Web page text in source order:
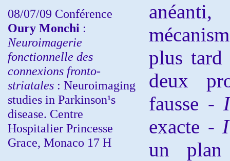
08/07/09 Conférence
Oury Monchi :
Neuroimagerie
fonctionnelle des
connexions fronto-
striatales : Neuroimaging
studies in Parkinson¹s
disease. Centre
Hospitalier Princesse
Grace, Monaco 17 H
plus tard
deux
fausse -
exacte -
un plan